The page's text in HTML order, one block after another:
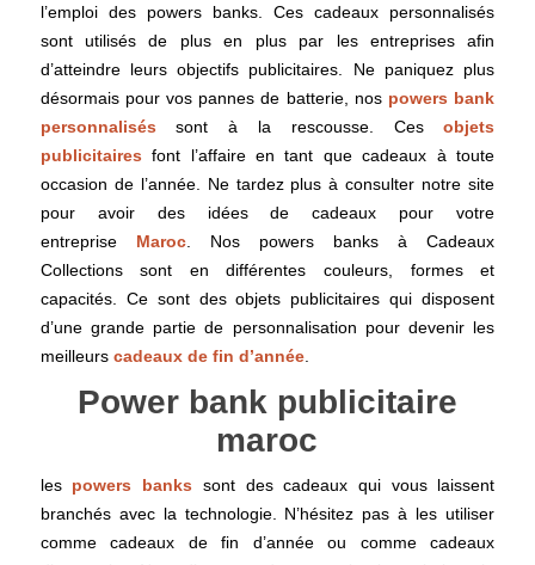
l’emploi des powers banks. Ces cadeaux personnalisés
sont utilisés de plus en plus par les entreprises afin
d’atteindre leurs objectifs publicitaires. Ne paniquez plus
désormais pour vos pannes de batterie, nos powers bank
personnalisés sont à la rescousse. Cesobjets
publicitaires font l’affaire en tant que cadeaux à toute
occasion de l’année. Ne tardez plus à consulter notre site
pour avoir des idées de cadeaux pour votre
entreprise Maroc. Nos powers banks à Cadeaux
Collections sont en différentes couleurs, formes et
capacités. Ce sont des objets publicitaires qui disposent
d’une grande partie de personnalisation pour devenir les
meilleurs cadeaux de fin d’année.
Power bank publicitaire
maroc
les powers banks sont des cadeaux qui vous laissent
branchés avec la technologie. N’hésitez pas à les utiliser
comme cadeaux de fin d’année ou comme cadeaux